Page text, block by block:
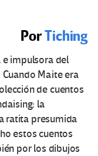
PorTiching
impulsora del
Cuando Maite era
de cuentos
la
ratita presumida
estos cuentos
por los dibujos